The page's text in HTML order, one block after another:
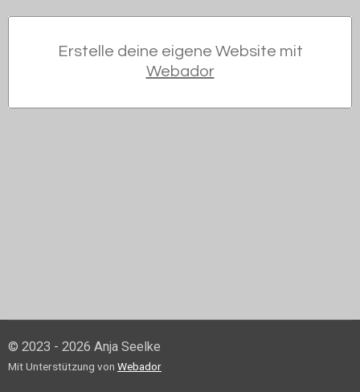
Erstelle deine eigene Website mit
Webador
© 2023 - 2026 Anja Seelke
Mit Unterstützung von Webador